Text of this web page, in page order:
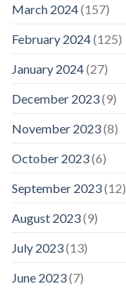
March 2024(157)
February 2024(125)
January 2024(27)
December 2023(9)
November 2023(8)
October 2023(6)
September 2023(12)
August 2023(9)
July 2023(13)
June 2023(7)